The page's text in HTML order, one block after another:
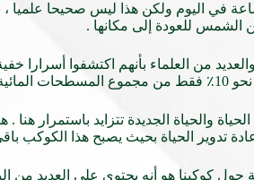
الشمس للعودة إلى مكانها .
.
والحياة الجديدة تتزايد باستمرار
تدوير الحياة بحيث يصبح هذا الكوكب